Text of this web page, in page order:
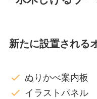
新たに設置される
ぬりかべ案内板
イラストパネル